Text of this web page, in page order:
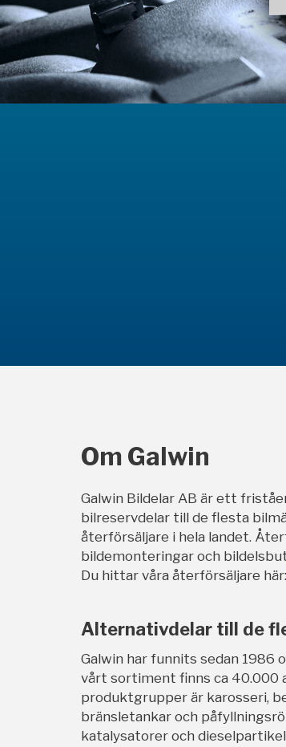
Om Galwin
Galwin Bildelar AB är ett
bilreservdelar till de flesta
återförsäljare i hela landet.
bildemonteringar och
Du hittar våra återförsäljare här:
Alternativdelar till de
Galwin har funnits sedan 1986
vårt sortiment finns ca 40.000
produktgrupper är karosseri,
bränsletankar och
katalysatorer och